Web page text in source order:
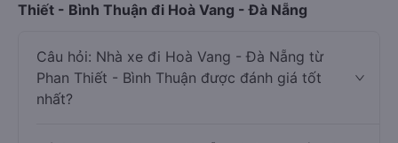
Thiết - Bình Thuận đi Hoà Vang - Đà Nẵng
Câu hỏi: Nhà xe đi Hoà Vang - Đà Nẵng từ
Phan Thiết - Bình Thuận được đánh giá tốt
nhất?